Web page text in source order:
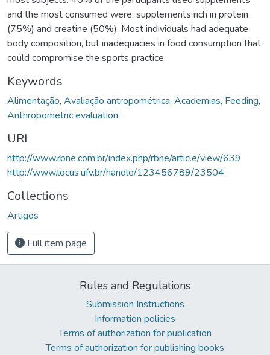
and the most consumed were: supplements rich in protein
(75%) and creatine (50%). Most individuals had adequate
body composition, but inadequacies in food consumption that
could compromise the sports practice.
Keywords
Alimentação, Avaliação antropométrica, Academias, Feeding,
Anthropometric evaluation
URI
http://www.rbne.com.br/index.php/rbne/article/view/639
http://www.locus.ufv.br/handle/123456789/23504
Collections
Artigos
Full item page
Rules and Regulations
Submission Instructions
Information policies
Terms of authorization for publication
Terms of authorization for publishing books